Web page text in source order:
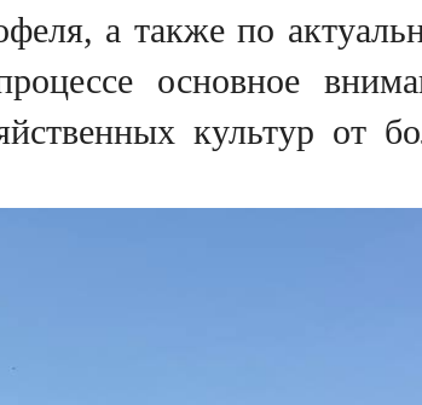
а также по
основное
культур от